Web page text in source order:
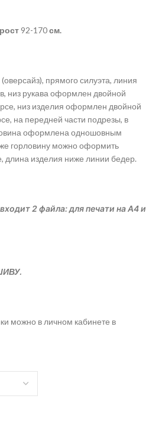
92-170см.
прямого силуэта, линия
низ рукава оформлен двойной
низ изделия оформлен двойной
на передней части подрезы, в
оформлена одношовным
горловину можно оформить
длина изделия ниже линии бедер.
2 файла: для печати на А4 и
можно в личном кабинете в